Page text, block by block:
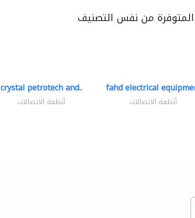
من نفس التصنيف
crystal petrotech and..
أنظمة الاتصالات
fahd electrical
أنظمة الاتصالات